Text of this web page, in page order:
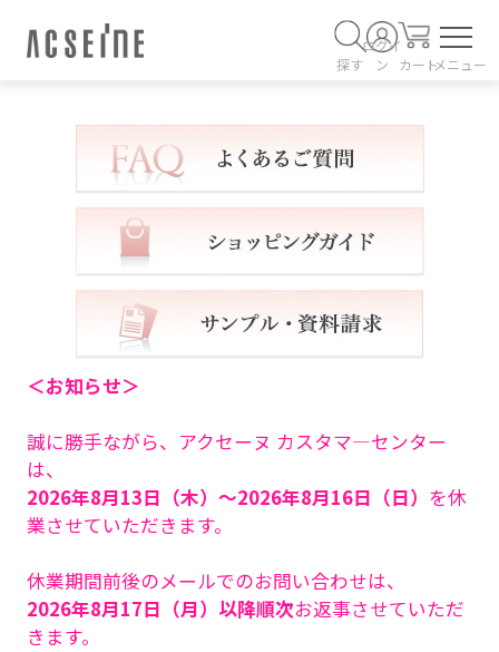
探す
ログイ
ン
カートメニュー
＜お知らせ＞
誠に勝手ながら、アクセーヌ カスタマ―センター
は、
2026年8月13日（木）～2026年8月16日（日） を休
業させていただきます。
休業期間前後のメールでのお問い合わせは、
2026年8月17日（月）以降順次お返事させていただ
きます。